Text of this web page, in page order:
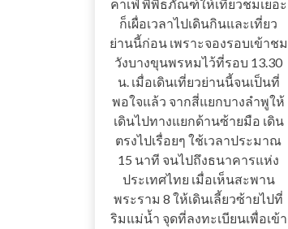
คาเฟ่ พิพิธภัณฑ์ให้เที่ยวชมเยอะ
ก็เผื่อเวลาไปเดินกินและเที่ยว
ย่านนี้ก่อน เพราะจองรอบเข้าชม
วังบางขุนพรหมไว้ที่รอบ 13.30
น. เมื่อเดินเที่ยวย่านนี้จนเป็นที่
พอใจแล้ว จากสี่แยกบางลำพูให้
เดินไปทางแยกด้านซ้ายมือ เดิน
ตรงไปเรื่อยๆ ใช้เวลาประมาณ
15 นาที จนไปถึงธนาคารแห่ง
ประเทศไทย เมื่อเห็นสะพาน
พระราม 8 ให้เดินเลี้ยวซ้ายไปที่
ริมแม่น้ำ จุดที่ลงทะเบียนเพื่อเข้า